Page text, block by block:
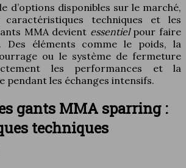
d’options disponibles sur le marché,
techniques et les
MMA devient essentiel pour faire
Des éléments comme le poids, la
ou le système de fermeture
les performances et la
les échanges intensifs.
gants MMA sparring :
techniques